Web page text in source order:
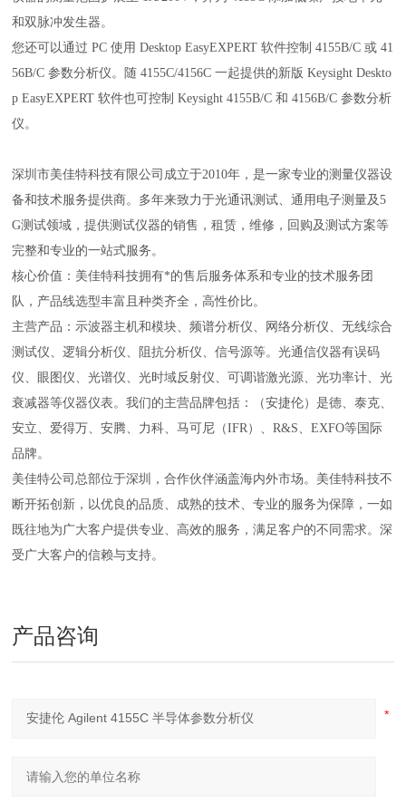
和双脉冲发生器。
您还可以通过 PC 使用 Desktop EasyEXPERT 软件控制 4155B/C 或 41
56B/C 参数分析仪。随 4155C/4156C 一起提供的新版 Keysight Deskto
p EasyEXPERT 软件也可控制 Keysight 4155B/C 和 4156B/C 参数分析
仪。
深圳市美佳特科技有限公司成立于2010年，是一家专业的测量仪器设
备和技术服务提供商。多年来致力于光通讯测试、通用电子测量及5
G测试领域，提供测试仪器的销售，租赁，维修，回购及测试方案等
完整和专业的一站式服务。
核心价值：美佳特科技拥有*的售后服务体系和专业的技术服务团
队，产品线选型丰富且种类齐全，高性价比。
主营产品：示波器主机和模块、频谱分析仪、网络分析仪、无线综合
测试仪、逻辑分析仪、阻抗分析仪、信号源等。光通信仪器有误码
仪、眼图仪、光谱仪、光时域反射仪、可调谐激光源、光功率计、光
衰减器等仪器仪表。我们的主营品牌包括：（安捷伦）是德、泰克、
安立、爱得万、安腾、力科、马可尼（IFR）、R&S、EXFO等国际
品牌。
美佳特公司总部位于深圳，合作伙伴涵盖海内外市场。美佳特科技不
断开拓创新，以优良的品质、成熟的技术、专业的服务为保障，一如
既往地为广大客户提供专业、高效的服务，满足客户的不同需求。深
受广大客户的信赖与支持。
产品咨询